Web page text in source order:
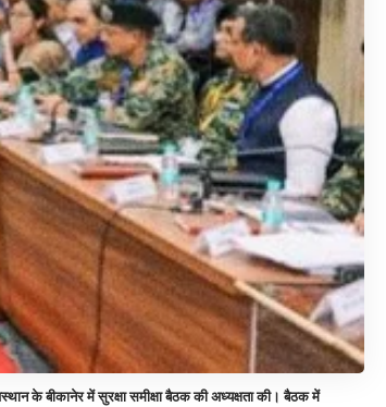
के बीकानेर में सुरक्षा समीक्षा बैठक की अध्यक्षता की। बैठक में